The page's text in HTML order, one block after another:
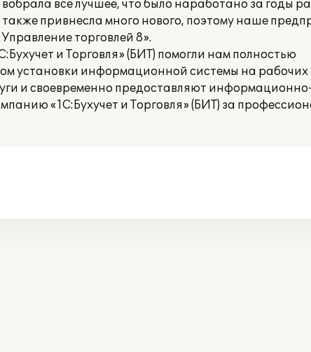
все лучшее, что было наработано за годы
привнесла много нового, поэтому наше
торговлей 8».
и Торговля» (БИТ) помогли нам полностью
установки информационной системы на рабочих
и своевременно предоставляют
«1С:Бухучет и Торговля» (БИТ) за